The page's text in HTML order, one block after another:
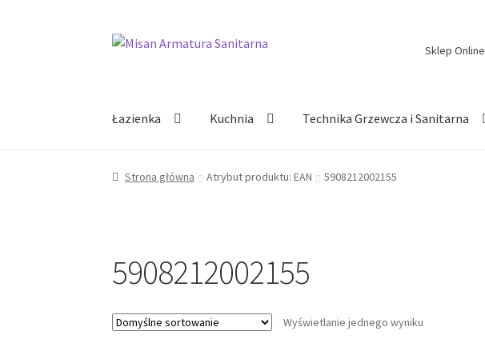
Przejdź
Przejdź
Sklep Online
Łazienka Kuchnia Technika Grzewcza i Sanitarna
Strona główna Atrybut produktu: EAN 5908212002155
5908212002155
Wyświetlanie jednego wyniku